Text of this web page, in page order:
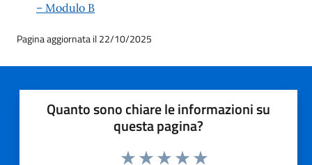
– Modulo B
Pagina aggiornata il 22/10/2025
Quanto sono chiare le informazioni su
questa pagina?